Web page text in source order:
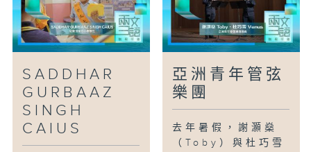
SADDHAR
GURBAAZ
SINGH
CAIUS
亞洲青年管弦
樂團
去年暑假，謝灝燊
（Toby）與杜巧雪